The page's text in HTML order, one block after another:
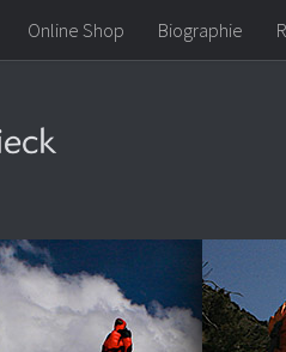
Online Shop Biographie